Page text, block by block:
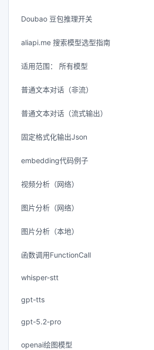
Doubao 豆包推理开关
aliapi.me 搜索模型选型指南
适用范围： 所有模型
普通文本对话（非流）
普通文本对话（流式输出）
固定格式化输出Json
embedding代码例子
视频分析（网络）
图片分析（网络）
图片分析（本地）
函数调用FunctionCall
whisper-stt
gpt-tts
gpt-5.2-pro
openai绘图模型